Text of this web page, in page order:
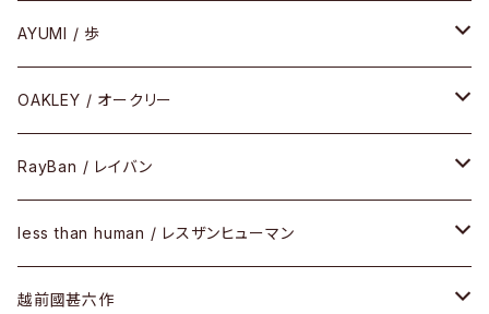
PREMIUM（プレミアムシリーズ）
PLASTIC（プラスティックシリーズ）
SIRMONT（サーモントシリーズ）
SUNSHIFT
ケア用品
コンビ
メタル
コンビ
セルフレーム
メタルフレーム
その他
AYUMI / 歩
セルフレーム
OAKLEY / オークリー
メガネフレーム
サングラス
Frogskins(フロッグスキン )
その他
RayBan / レイバン
メガネフレーム
サングラス
less than human / レスザンヒューマン
メガネフレーム
越前國甚六作